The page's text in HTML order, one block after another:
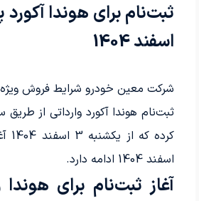
ثبت‌نام برای هوندا آکورد
اسفند 1404
شرکت معین خودرو شرایط فروش
ثبت‌نام هوندا آکورد وارداتی از طریق
اسفند 1404 ادامه دارد.
آغاز ثبت‌نام برای